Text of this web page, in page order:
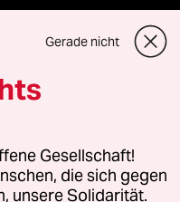
oder für Genehmigungen
Gerade nicht
Gesellschaft!
die sich gegen
unsere Solidarität.